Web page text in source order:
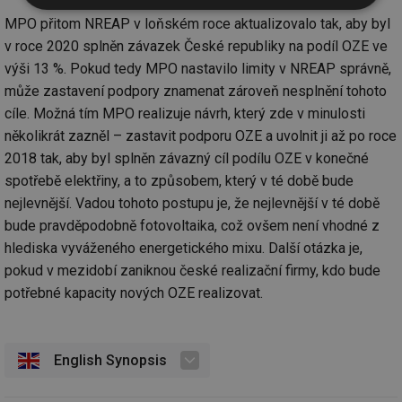
MPO přitom NREAP v loňském roce aktualizovalo tak, aby byl
v roce 2020 splněn závazek České republiky na podíl OZE ve
výši 13 %. Pokud tedy MPO nastavilo limity v NREAP správně,
může zastavení podpory znamenat zároveň nesplnění tohoto
cíle. Možná tím MPO realizuje návrh, který zde v minulosti
několikrát zazněl – zastavit podporu OZE a uvolnit ji až po roce
2018 tak, aby byl splněn závazný cíl podílu OZE v konečné
spotřebě elektřiny, a to způsobem, který v té době bude
nejlevnější. Vadou tohoto postupu je, že nejlevnější v té době
bude pravděpodobně fotovoltaika, což ovšem není vhodné z
hlediska vyváženého energetického mixu. Další otázka je,
pokud v mezidobí zaniknou české realizační firmy, kdo bude
potřebné kapacity nových OZE realizovat.
English Synopsis
Nezbytně
nutné
soubory
Výkonové
soubory
Soubory
cílení
Funkční soubory
Nezařazené
soubory
Nezbytně nutné soubory
Výkonové soubory
Soubory cílení
Funkční soubory
Nezařazené soubory
funkce webových stránek, jako je přihlášení
uživatele a správa účtu. Webové stránky nelze bez